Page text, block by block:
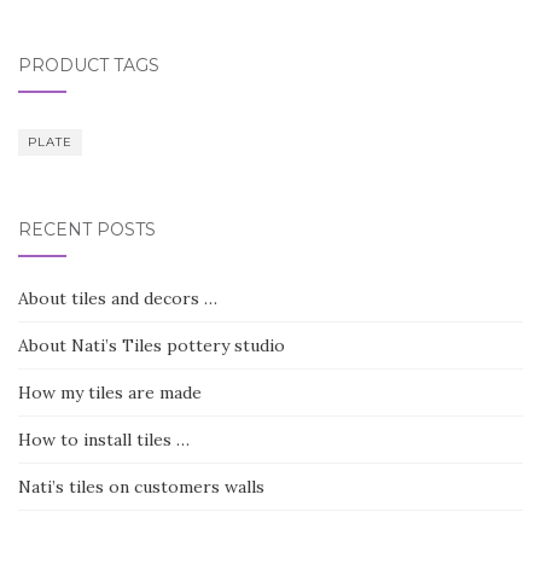
PRODUCT TAGS
PLATE
RECENT POSTS
About tiles and decors …
About Nati’s Tiles pottery studio
How my tiles are made
How to install tiles …
Nati’s tiles on customers walls